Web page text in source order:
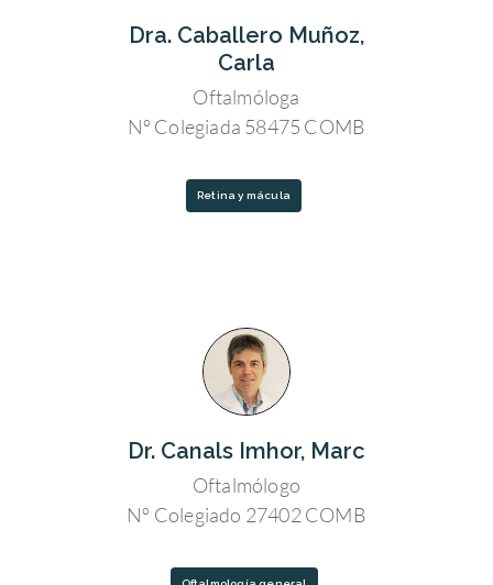
Dra. Caballero Muñoz,
Carla
Oftalmóloga
Nº Colegiada 58475 COMB
Retina y mácula
Dr. Canals Imhor, Marc
Oftalmólogo
Nº Colegiado 27402 COMB